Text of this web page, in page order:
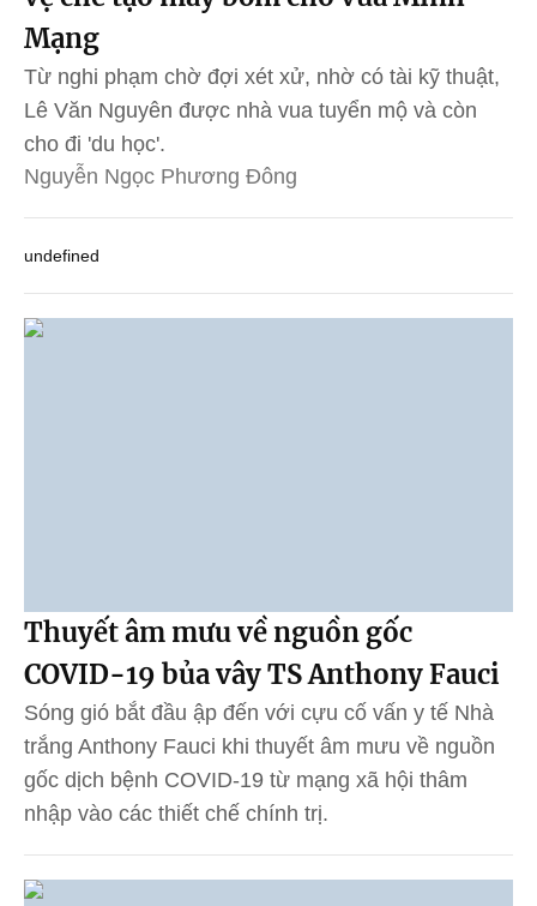
Mạng
Từ nghi phạm chờ đợi xét xử, nhờ có tài kỹ thuật,
Lê Văn Nguyên được nhà vua tuyển mộ và còn
cho đi 'du học'.
Nguyễn Ngọc Phương Đông
undefined
Thuyết âm mưu về nguồn gốc
COVID-19 bủa vây TS Anthony Fauci
Sóng gió bắt đầu ập đến với cựu cố vấn y tế Nhà
trắng Anthony Fauci khi thuyết âm mưu về nguồn
gốc dịch bệnh COVID-19 từ mạng xã hội thâm
nhập vào các thiết chế chính trị.